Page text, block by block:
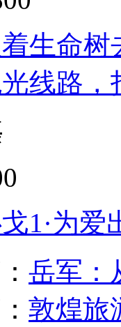
线路，